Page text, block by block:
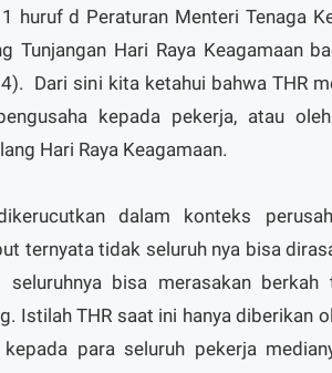
huruf d Peraturan Menteri Tenaga
Tunjangan Hari Raya Keagamaan
Dari sini kita ketahui bahwa THR
kepada pekerja, atau
Hari Raya Keagamaan.
dalam konteks
ternyata tidak seluruh nya bisa
seluruhnya bisa merasakan
Istilah THR saat ini hanya diberikan
kepada para seluruh pekerja